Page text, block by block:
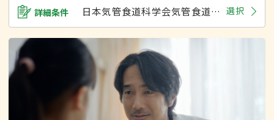
詳細条件 日本気管食道科学会気管食道科専門医 選択